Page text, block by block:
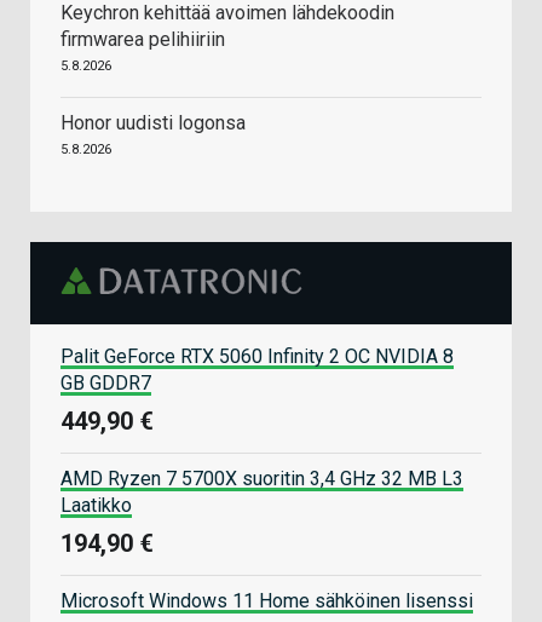
Keychron kehittää avoimen lähdekoodin
firmwarea pelihiiriin
5.8.2026
Honor uudisti logonsa
5.8.2026
Palit GeForce RTX 5060 Infinity 2 OC NVIDIA 8
GB GDDR7
449,90 €
AMD Ryzen 7 5700X suoritin 3,4 GHz 32 MB L3
Laatikko
194,90 €
Microsoft Windows 11 Home sähköinen lisenssi